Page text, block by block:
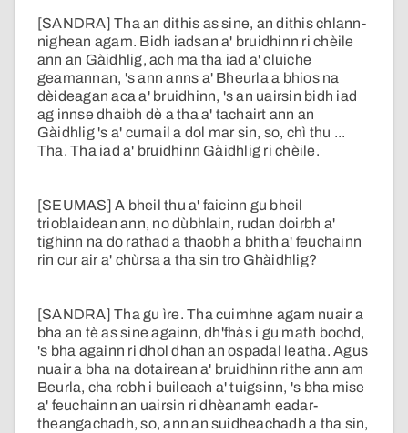
[SANDRA] Tha an dithis as sine, an dithis chlann-
nighean agam. Bidh iadsan a' bruidhinn ri chèile
ann an Gàidhlig, ach ma tha iad a' cluiche
geamannan, 's ann anns a' Bheurla a bhios na
dèideagan aca a' bruidhinn, 's an uairsin bidh iad
ag innse dhaibh dè a tha a' tachairt ann an
Gàidhlig 's a' cumail a dol mar sin, so, chì thu ...
Tha. Tha iad a' bruidhinn Gàidhlig ri chèile.
[SEUMAS] A bheil thu a' faicinn gu bheil
trioblaidean ann, no dùbhlain, rudan doirbh a'
tighinn na do rathad a thaobh a bhith a' feuchainn
rin cur air a' chùrsa a tha sin tro Ghàidhlig?
[SANDRA] Tha gu ìre. Tha cuimhne agam nuair a
bha an tè as sine againn, dh'fhàs i gu math bochd,
's bha againn ri dhol dhan an ospadal leatha. Agus
nuair a bha na dotairean a' bruidhinn rithe ann am
Beurla, cha robh i buileach a' tuigsinn, 's bha mise
a' feuchainn an uairsin ri dhèanamh eadar-
theangachadh, so, ann an suidheachadh a tha sin,